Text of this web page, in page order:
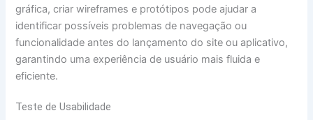
gráfica, criar wireframes e protótipos pode ajudar a
identificar possíveis problemas de navegação ou
funcionalidade antes do lançamento do site ou aplicativo,
garantindo uma experiência de usuário mais fluida e
eficiente.
Teste de Usabilidade